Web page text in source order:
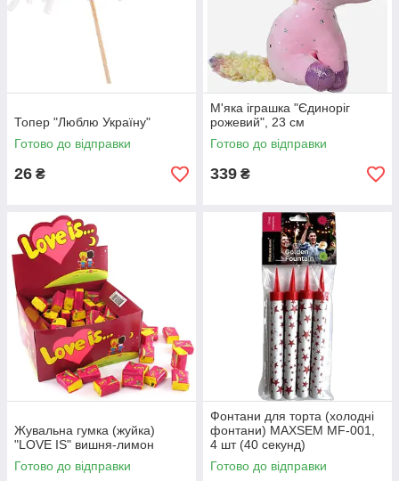
Топер "Люблю Україну"
Готово до відправки
26 ₴
М'яка іграшка "Єдиноріг
рожевий", 23 см
Готово до відправки
339 ₴
Жувальна гумка (жуйка)
"LOVE IS" вишня-лимон
Готово до відправки
Фонтани для торта (холодні
фонтани) MAXSEM MF-001,
4 шт (40 секунд)
Готово до відправки